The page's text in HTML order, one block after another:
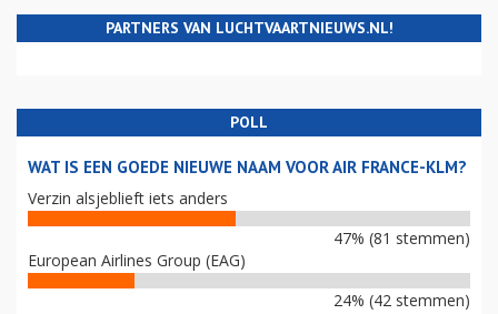
PARTNERS VAN LUCHTVAARTNIEUWS.NL!
POLL
WAT IS EEN GOEDE NIEUWE NAAM VOOR AIR FRANCE-KLM?
Verzin alsjeblieft iets anders
47% (81 stemmen)
European Airlines Group (EAG)
24% (42 stemmen)